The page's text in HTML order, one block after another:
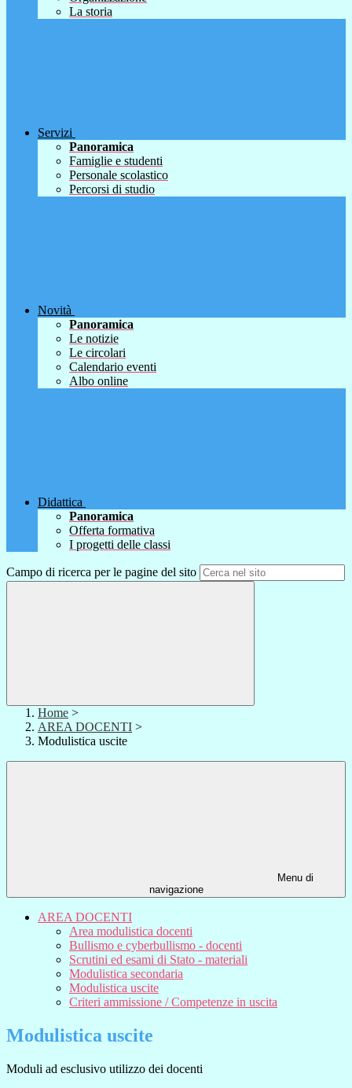
La storia
Servizi
Panoramica
Famiglie e studenti
Personale scolastico
Percorsi di studio
Novità
Panoramica
Le notizie
Le circolari
Calendario eventi
Albo online
Didattica
Panoramica
Offerta formativa
I progetti delle classi
Campo di ricerca per le pagine del sito
Home >
AREA DOCENTI >
Modulistica uscite
Menu di
navigazione
AREA DOCENTI
Area modulistica docenti
Bullismo e cyberbullismo - docenti
Scrutini ed esami di Stato - materiali
Modulistica secondaria
Modulistica uscite
Criteri ammissione / Competenze in uscita
Modulistica uscite
Moduli ad esclusivo utilizzo dei docenti